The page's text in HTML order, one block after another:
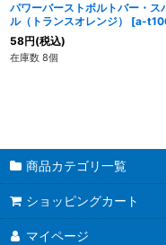
パワーバーストボルトバー・ス
ル（トランスオレンジ）
[a-
58円(税込)
在庫数 8個
商品カテゴリ一覧
ショッピングカート
マイページ